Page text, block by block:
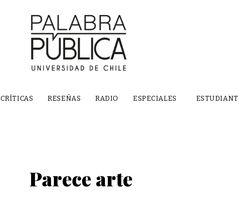
CRÍTICAS RESEÑAS RADIO ESPECIALES
Parece arte